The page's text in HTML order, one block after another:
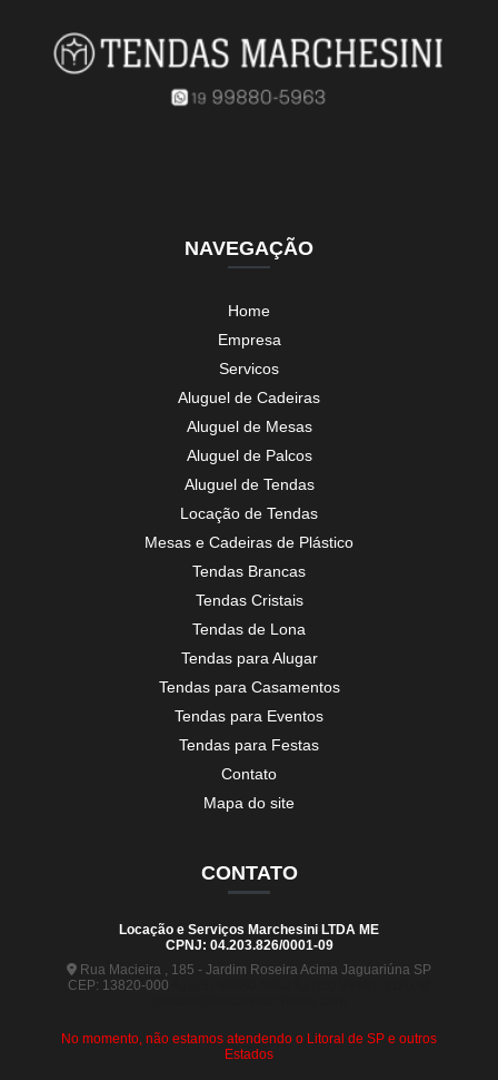
NAVEGAÇÃO
Home
Empresa
Servicos
Aluguel de Cadeiras
Aluguel de Mesas
Aluguel de Palcos
Aluguel de Tendas
Locação de Tendas
Mesas e Cadeiras de Plástico
Tendas Brancas
Tendas Cristais
Tendas de Lona
Tendas para Alugar
Tendas para Casamentos
Tendas para Eventos
Tendas para Festas
Contato
Mapa do site
CONTATO
Locação e Serviços Marchesini LTDA ME
CPNJ: 04.203.826/0001-09
Rua Macieira , 185 - Jardim Roseira Acima Jaguariúna SP
CEP: 13820-000
No momento, não estamos atendendo o Litoral de SP e outros
Estados